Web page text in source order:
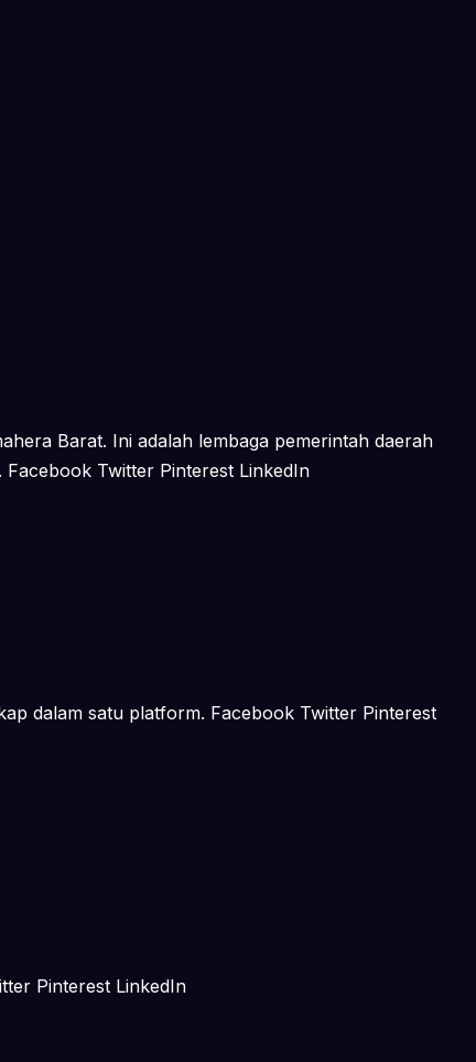
Barat. Ini adalah lembaga pemerintah daerah
Twitter Pinterest LinkedIn
dalam satu platform. Facebook Twitter Pinterest
Pinterest LinkedIn